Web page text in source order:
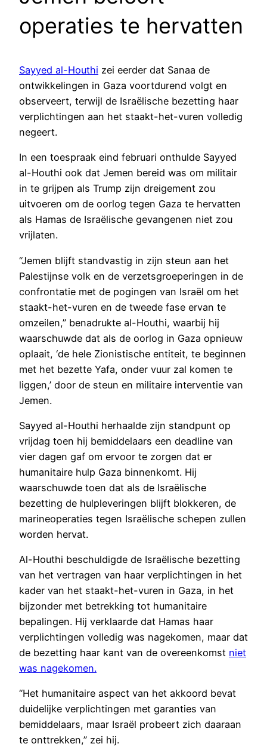
operaties te hervatten
Sayyed al-Houthi zei eerder dat Sanaa de
ontwikkelingen in Gaza voortdurend volgt en
observeert, terwijl de Israëlische bezetting haar
verplichtingen aan het staakt-het-vuren volledig
negeert.
In een toespraak eind februari onthulde Sayyed
al-Houthi ook dat Jemen bereid was om militair
in te grijpen als Trump zijn dreigement zou
uitvoeren om de oorlog tegen Gaza te hervatten
als Hamas de Israëlische gevangenen niet zou
vrijlaten.
“Jemen blijft standvastig in zijn steun aan het
Palestijnse volk en de verzetsgroeperingen in de
confrontatie met de pogingen van Israël om het
staakt-het-vuren en de tweede fase ervan te
omzeilen,” benadrukte al-Houthi, waarbij hij
waarschuwde dat als de oorlog in Gaza opnieuw
oplaait, ‘de hele Zionistische entiteit, te beginnen
met het bezette Yafa, onder vuur zal komen te
liggen,’ door de steun en militaire interventie van
Jemen.
Sayyed al-Houthi herhaalde zijn standpunt op
vrijdag toen hij bemiddelaars een deadline van
vier dagen gaf om ervoor te zorgen dat er
humanitaire hulp Gaza binnenkomt. Hij
waarschuwde toen dat als de Israëlische
bezetting de hulpleveringen blijft blokkeren, de
marineoperaties tegen Israëlische schepen zullen
worden hervat.
Al-Houthi beschuldigde de Israëlische bezetting
van het vertragen van haar verplichtingen in het
kader van het staakt-het-vuren in Gaza, in het
bijzonder met betrekking tot humanitaire
bepalingen. Hij verklaarde dat Hamas haar
verplichtingen volledig was nagekomen, maar dat
de bezetting haar kant van de overeenkomst niet
was nagekomen.
“Het humanitaire aspect van het akkoord bevat
duidelijke verplichtingen met garanties van
bemiddelaars, maar Israël probeert zich daaraan
te onttrekken,” zei hij.